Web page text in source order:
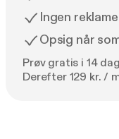
Ingen
Opsig når
Prøv gratis i 14
Derefter 129 kr. /